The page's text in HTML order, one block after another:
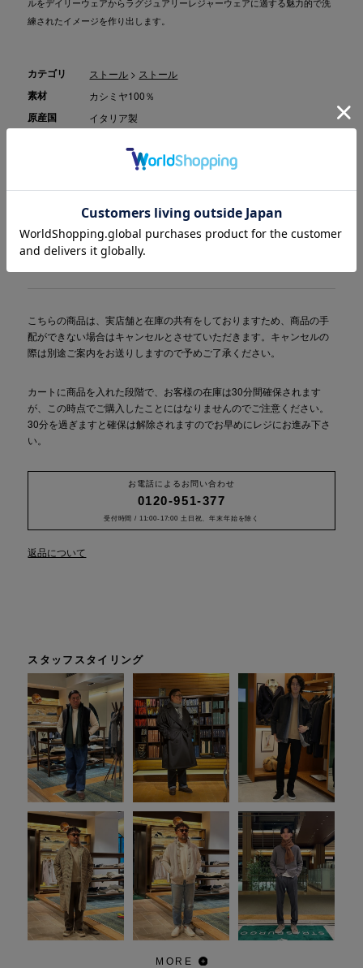
ルをデイリーウェアからラグジュアリーレジャーウェアに適する魅力的で洗
練されたイメージを作り出します。
カテゴリ ストール > ストール
素材 カシミヤ100％
原産国 イタリア製
(お問い合わせの際には、上記商品コードをお伝え下さ
品番 108/31
LEON 2024年2月号 掲載
こちらの商品は、実店舗と在庫の共有をしておりますため、商品の手
配ができない場合はキャンセルとさせていただきます。キャンセルの
際は別途ご案内をお送りしますので予めご了承ください。
カートに商品を入れた段階で、お客様の在庫は30分間確保されます
が、この時点でご購入したことにはなりませんのでご注意ください。
30分を過ぎますと確保は解除されますのでお早めにレジにお進み下さ
い。
お電話によるお問い合わせ
0120-951-377
受付時間 / 11:00-17:00 土日祝、年末年始を除く
返品について
スタッフスタイリング
MORE